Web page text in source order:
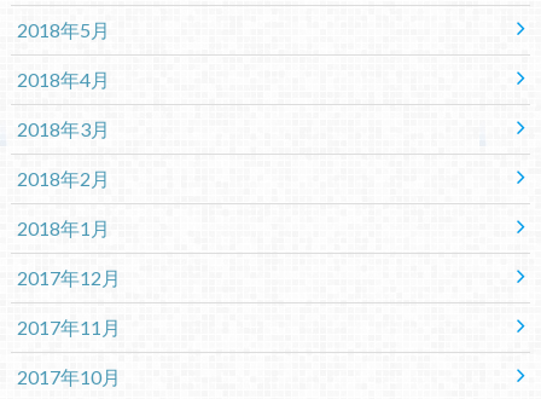
2018年5月
2018年4月
2018年3月
2018年2月
2018年1月
2017年12月
2017年11月
2017年10月